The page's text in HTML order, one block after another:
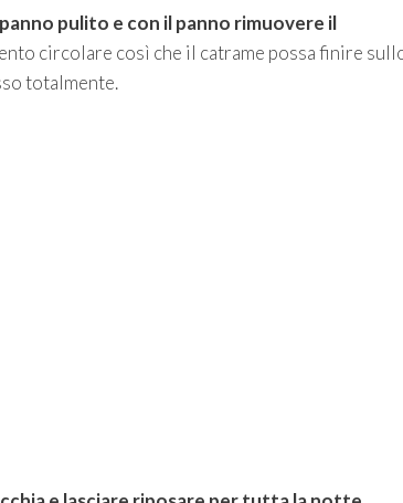
pulito e con il panno rimuovere il
circolare così che il catrame possa finire
totalmente.